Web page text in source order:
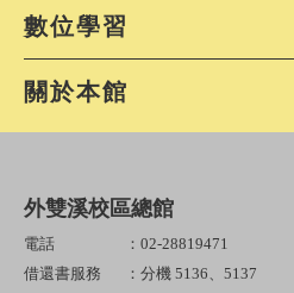
數位學習
關於本館
外雙溪校區總館
電話
：02-28819471
借還書服務
：分機 5136、5137